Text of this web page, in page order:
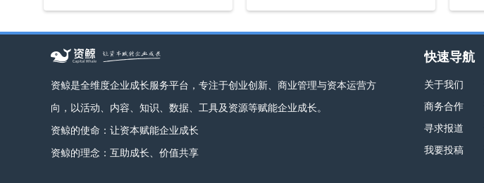
资鲸是全维度企业成长服务平台，专注于创业创新、商业管理与资本运营方
向，以活动、内容、知识、数据、工具及资源等赋能企业成长。
资鲸的使命：让资本赋能企业成长
资鲸的理念：互助成长、价值共享
快速导航
关于我们
商务合作
寻求报道
我要投稿